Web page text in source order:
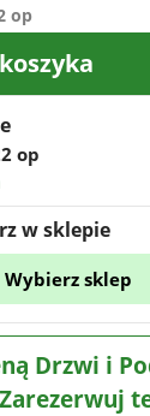
op
op
w sklepie
Wybierz sklep
Drzwi i